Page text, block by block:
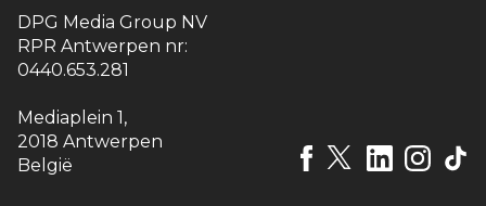
DPG Media Group NV
RPR Antwerpen nr:
0440.653.281
Mediaplein 1,
2018 Antwerpen
België